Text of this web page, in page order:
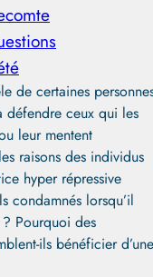
de certaines
défendre ceux qui les
leur mentent
raisons des individus
hyper répressive
condamnés lorsqu’il
? Pourquoi des
ils bénéficier d’une